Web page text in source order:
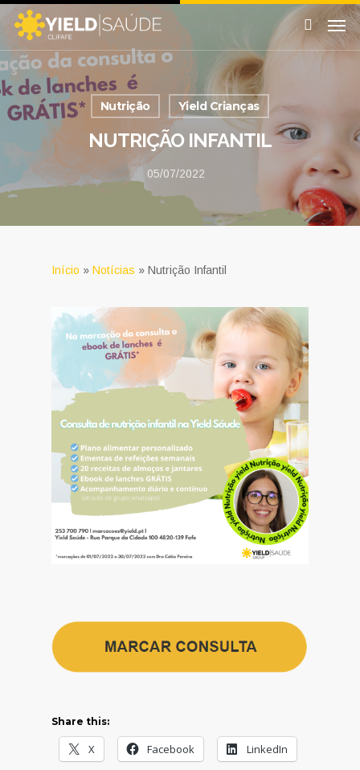
Nutrição Yield Crianças
NUTRIÇÃO INFANTIL
05/07/2022
Início » Notícias » Nutrição Infantil
Share this:
X Facebook LinkedIn